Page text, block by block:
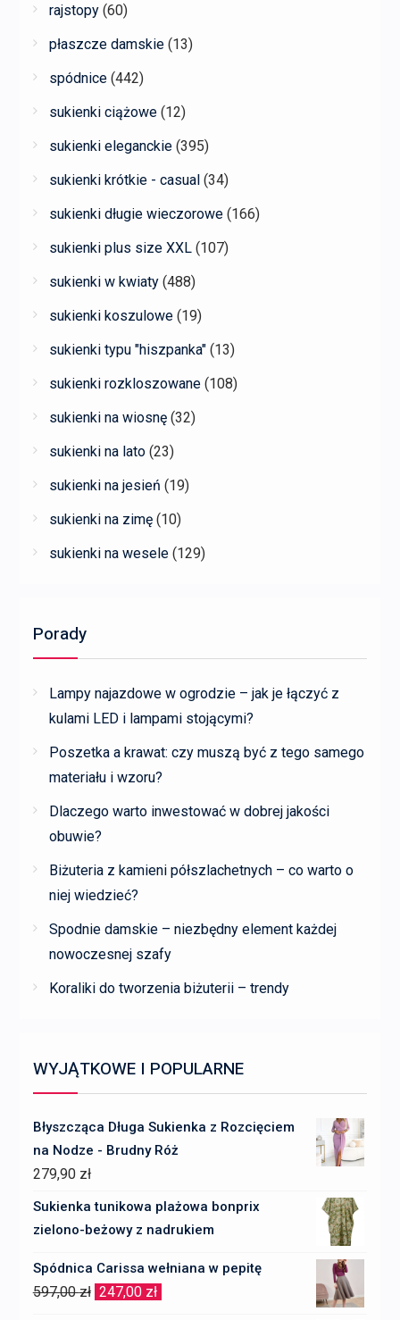
rajstopy (60)
płaszcze damskie (13)
spódnice (442)
sukienki ciążowe (12)
sukienki eleganckie (395)
sukienki krótkie - casual (34)
sukienki długie wieczorowe (166)
sukienki plus size XXL (107)
sukienki w kwiaty (488)
sukienki koszulowe (19)
sukienki typu "hiszpanka" (13)
sukienki rozkloszowane (108)
sukienki na wiosnę (32)
sukienki na lato (23)
sukienki na jesień (19)
sukienki na zimę (10)
sukienki na wesele (129)
Porady
Lampy najazdowe w ogrodzie – jak je łączyć z
kulami LED i lampami stojącymi?
Poszetka a krawat: czy muszą być z tego samego
materiału i wzoru?
Dlaczego warto inwestować w dobrej jakości
obuwie?
Biżuteria z kamieni półszlachetnych – co warto o
niej wiedzieć?
Spodnie damskie – niezbędny element każdej
nowoczesnej szafy
Koraliki do tworzenia biżuterii – trendy
WYJĄTKOWE I POPULARNE
Błyszcząca Długa Sukienka z Rozcięciem
na Nodze - Brudny Róż
279,90 zł
Sukienka tunikowa plażowa bonprix
zielono-beżowy z nadrukiem
Spódnica Carissa wełniana w pepitę
597,00zł Pierwotna
247,00 zł